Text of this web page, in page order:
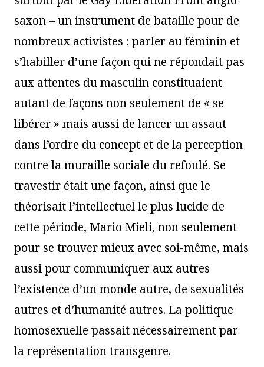
saxon – un instrument de bataille pour de
nombreux activistes : parler au féminin et
s’habiller d’une façon qui ne répondait pas
aux attentes du masculin constituaient
autant de façons non seulement de « se
libérer » mais aussi de lancer un assaut
dans l’ordre du concept et de la perception
contre la muraille sociale du refoulé. Se
travestir était une façon, ainsi que le
théorisait l’intellectuel le plus lucide de
cette période, Mario Mieli, non seulement
pour se trouver mieux avec soi-même, mais
aussi pour communiquer aux autres
l’existence d’un monde autre, de sexualités
autres et d’humanité autres. La politique
homosexuelle passait nécessairement par
la représentation transgenre.